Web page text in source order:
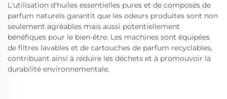
L'utilisation d'huiles essentielles pures et de composés de
parfum naturels garantit que les odeurs produites sont non
seulement agréables mais aussi potentiellement
bénéfiques pour le bien-être. Les machines sont équipées
de filtres lavables et de cartouches de parfum recyclables,
contribuant ainsi à réduire les déchets et à promouvoir la
durabilité environnementale.